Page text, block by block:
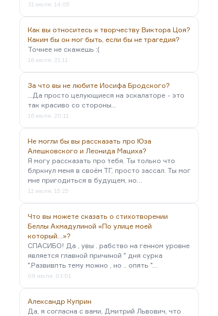
31 июля, 14:05
Как вы относитесь к творчеству Виктора Цоя?
Каким бы он мог быть, если бы не трагедия?
Точнее не скажешь :(
16 июля, 21:11
За что вы не любите Иосифа Бродского?
...Да просто целующиеся на эскалаторе - это
так красиво со стороны...
16 июля, 20:11
Не могли бы вы рассказать про Юза
Алешковского и Леонида Мациха?
Я могу рассказать про тебя. Ты только что
блркнул меня в своём ТГ, просто зассал. Ты мог
мне пригодиться в будущем, но…
12 июля, 15:25
Что вы можете сказать о стихотворении
Беллы Ахмадулиной «По улице моей
который…»?
СПАСИБО! Да , увы . рабство на генном уровне
является главной причиной " дня сурка
".Развивпть тему можно , но .. опять "…
09 июля, 03:01
Александр Куприн
Да, я согласна с вами, Дмитрий Львович, что